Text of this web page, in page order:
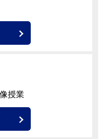
授業